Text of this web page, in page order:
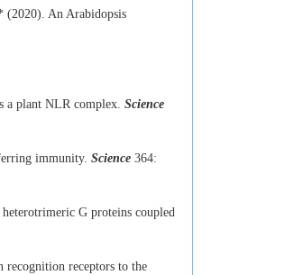
(2020). An Arabidopsis
a plant NLR complex. Science
immunity. Science 364:
G proteins coupled
receptors to the